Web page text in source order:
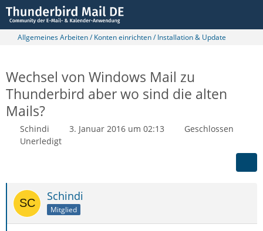
Allgemeines Arbeiten / Konten einrichten / Installation & Update
Wechsel von Windows Mail zu
Thunderbird aber wo sind die alten
Mails?
Schindi 3. Januar 2016 um 02:13
Geschlossen
Unerledigt
Schindi
Mitglied